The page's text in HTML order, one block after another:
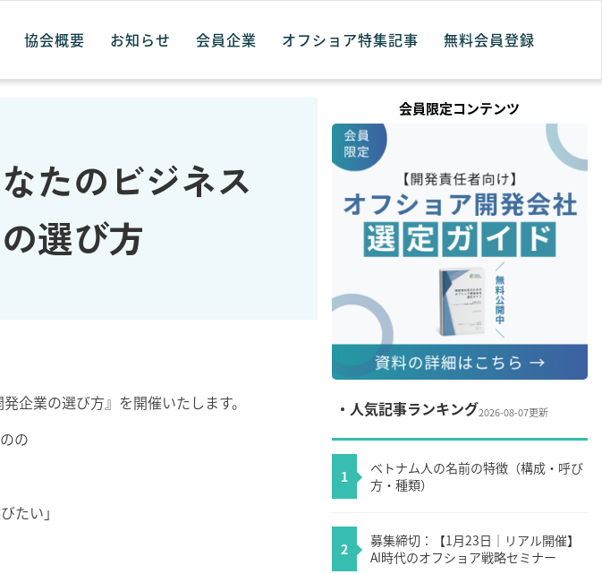
協会概要 お知らせ 会員企業 オフショア特集記事 無料会員登録
たのビジネス
選び方
企業の選び方』を開催いたします。
の
たい」
会員限定コンテンツ
・人気記事ランキング2026-08-07更新
1
ベトナム人の名前の特徴（構成・呼び
方・種類）
2
募集締切：【1月23日｜リアル開催】
AI時代のオフショア戦略セミナー